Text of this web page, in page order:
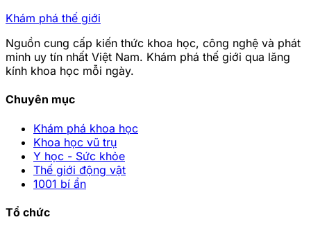
Khám phá thế giới
Nguồn cung cấp kiến thức khoa học, công nghệ và phát
minh uy tín nhất Việt Nam. Khám phá thế giới qua lăng
kính khoa học mỗi ngày.
Chuyên mục
Khám phá khoa học
Khoa học vũ trụ
Y học - Sức khỏe
Thế giới động vật
1001 bí ẩn
Tổ chức